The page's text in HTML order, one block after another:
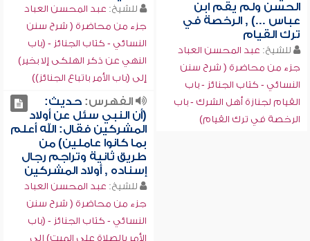
الحسن ولم يقم ابن
عباس ...) , الرخصة في
ترك القيام
للشيخ: عبد المحسن العباد
جزء من محاضرة ( شرح سنن
النسائي - كتاب الجنائز - باب
القيام لجنازة أهل الشرك - باب
الرخصة في ترك القيام)
للشيخ: عبد المحسن العباد
جزء من محاضرة ( شرح سنن
النسائي - كتاب الجنائز - (باب
النهي عن ذكر الهلكى إلا بخير)
إلى (باب الأمر باتباع الجنائز))
الفهرس:حديث:
(أن النبي سئل عن أولاد
المشركين فقال: الله أعلم
بما كانوا عاملين) من
طريق ثانية وتراجم رجال
إسناده , أولاد المشركين
للشيخ: عبد المحسن العباد
جزء من محاضرة ( شرح سنن
النسائي - كتاب الجنائز - (باب
الأمر بالصلاة على الميت) إلى